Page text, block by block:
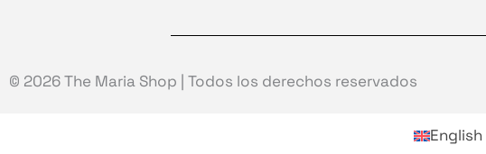
© 2026 The Maria Shop | Todos los derechos reservados
English